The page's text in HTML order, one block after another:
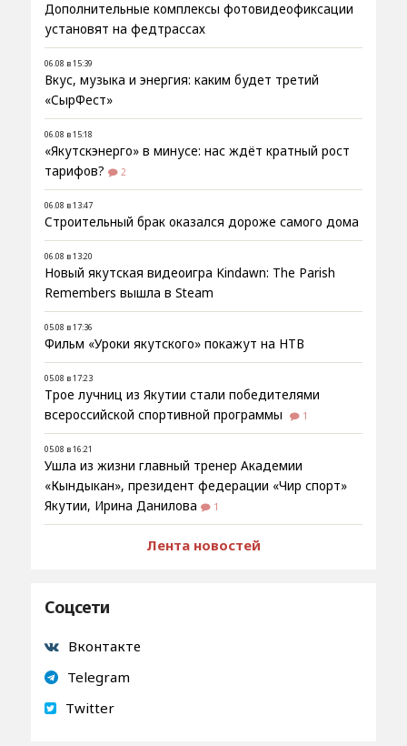
Дополнительные комплексы фотовидеофиксации
установят на федтрассах
06.08 в 15:39
Вкус, музыка и энергия: каким будет третий
«СырФест»
06.08 в 15:18
«Якутскэнерго» в минусе: нас ждёт кратный рост
тарифов?
2
06.08 в 13:47
Строительный брак оказался дороже самого дома
06.08 в 13:20
Новый якутская видеоигра Kindawn: The Parish
Remembers вышла в Steam
05.08 в 17:36
Фильм «Уроки якутского» покажут на НТВ
05.08 в 17:23
Трое лучниц из Якутии стали победителями
всероссийской спортивной программы
1
05.08 в 16:21
Ушла из жизни главный тренер Академии
«Кындыкан», президент федерации «Чир спорт»
Якутии, Ирина Данилова
1
Лента новостей
Соцсети
Вконтакте
Telegram
Twitter